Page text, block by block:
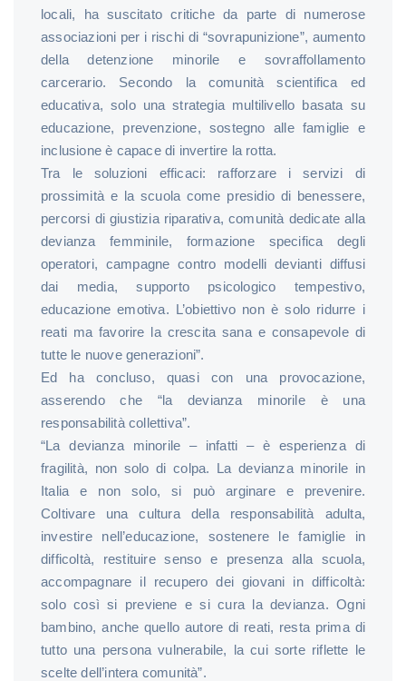
locali, ha suscitato critiche da parte di numerose
associazioni per i rischi di “sovrapunizione”, aumento
della detenzione minorile e sovraffollamento
carcerario. Secondo la comunità scientifica ed
educativa, solo una strategia multilivello basata su
educazione, prevenzione, sostegno alle famiglie e
inclusione è capace di invertire la rotta.
Tra le soluzioni efficaci: rafforzare i servizi di
prossimità e la scuola come presidio di benessere,
percorsi di giustizia riparativa, comunità dedicate alla
devianza femminile, formazione specifica degli
operatori, campagne contro modelli devianti diffusi
dai media, supporto psicologico tempestivo,
educazione emotiva. L’obiettivo non è solo ridurre i
reati ma favorire la crescita sana e consapevole di
tutte le nuove generazioni”.
Ed ha concluso, quasi con una provocazione,
asserendo che “la devianza minorile è una
responsabilità collettiva”.
“La devianza minorile – infatti – è esperienza di
fragilità, non solo di colpa. La devianza minorile in
Italia e non solo, si può arginare e prevenire.
Coltivare una cultura della responsabilità adulta,
investire nell’educazione, sostenere le famiglie in
difficoltà, restituire senso e presenza alla scuola,
accompagnare il recupero dei giovani in difficoltà:
solo così si previene e si cura la devianza. Ogni
bambino, anche quello autore di reati, resta prima di
tutto una persona vulnerabile, la cui sorte riflette le
scelte dell’intera comunità”.